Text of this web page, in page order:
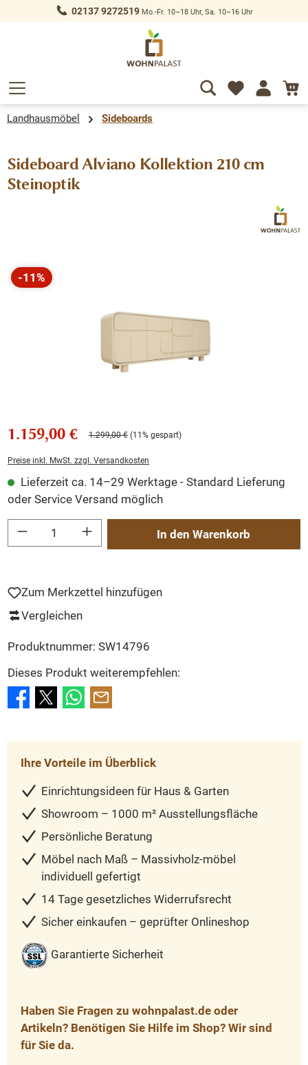
springen 02137 9272519Mo.-Fr. 10–18 Uhr, Sa. 10–16 Uhr
Landhausmöbel Sideboards
Sideboard Alviano Kollektion 210 cm
Steinoptik
Bildergalerie überspringen
-11%
Rabatt
1.159,00 € 1.299,00 € (11% gespart)
Preise inkl. MwSt. zzgl. Versandkosten
Lieferzeit ca. 14–29 Werktage - Standard Lieferung
oder Service Versand möglich
Produkt Anzahl: Gib den gewünschten Wert ein oder benutze die Schaltflächen
In den Warenkorb
Zum Merkzettel hinzufügen
Vergleichen
Produktnummer: SW14796
Dieses Produkt weiterempfehlen:
Ihre Vorteile im Überblick
Einrichtungsideen für Haus & Garten
Showroom – 1000 m² Ausstellungsfläche
Persönliche Beratung
Möbel nach Maß – Massivholz-möbel
individuell gefertigt
14 Tage gesetzliches Widerrufsrecht
Sicher einkaufen – geprüfter Onlineshop
Garantierte Sicherheit
Haben Sie Fragen zu wohnpalast.de oder
Artikeln? Benötigen Sie Hilfe im Shop? Wir sind
für Sie da.